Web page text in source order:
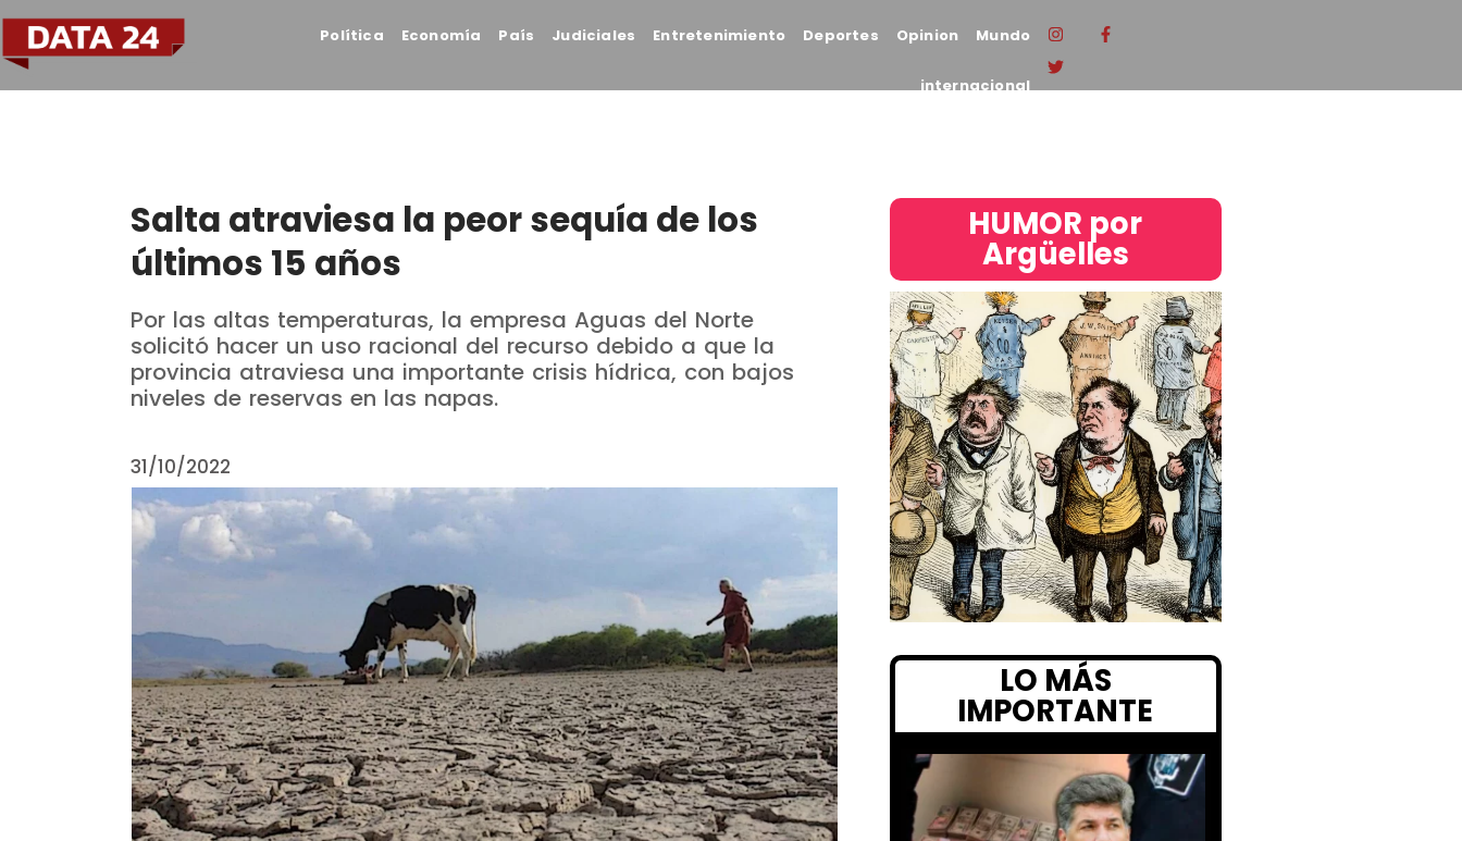
Política Economía País Judiciales Entretenimiento Deportes Opinion Mundo
internacional
Salta atraviesa la peor sequía de los
últimos 15 años
Por las altas temperaturas, la empresa Aguas del Norte
solicitó hacer un uso racional del recurso debido a que la
provincia atraviesa una importante crisis hídrica, con bajos
niveles de reservas en las napas.
31/10/2022
HUMOR por
Argüelles​
LO MÁS
IMPORTANTE